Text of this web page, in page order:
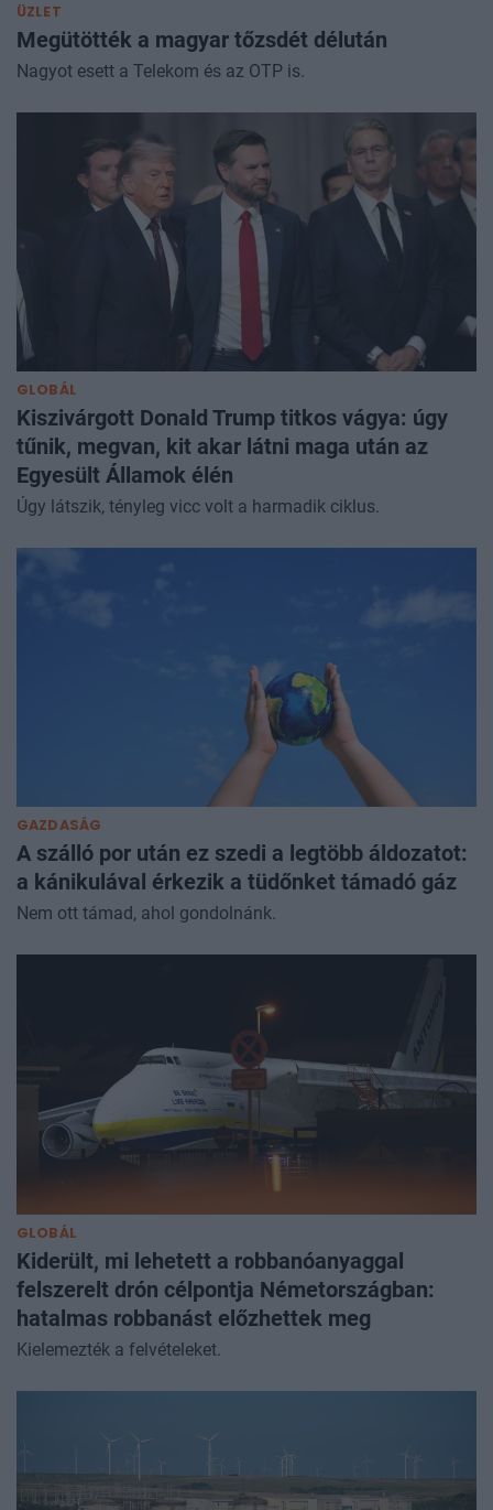
ÜZLET
Megütötték a magyar tőzsdét délután
Nagyot esett a Telekom és az OTP is.
GLOBÁL
Kiszivárgott Donald Trump titkos vágya: úgy
tűnik, megvan, kit akar látni maga után az
Egyesült Államok élén
Úgy látszik, tényleg vicc volt a harmadik ciklus.
GAZDASÁG
A szálló por után ez szedi a legtöbb áldozatot:
a kánikulával érkezik a tüdőnket támadó gáz
Nem ott támad, ahol gondolnánk.
GLOBÁL
Kiderült, mi lehetett a robbanóanyaggal
felszerelt drón célpontja Németországban:
hatalmas robbanást előzhettek meg
Kielemezték a felvételeket.